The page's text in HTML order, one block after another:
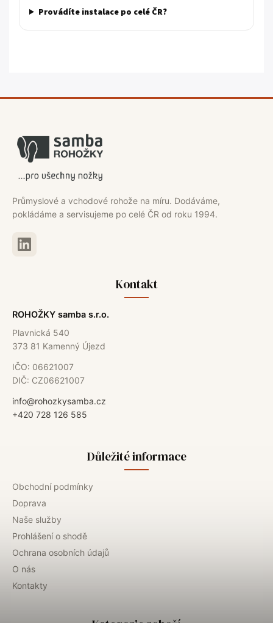
Provádíte instalace po celé ČR?
Průmyslové a vchodové rohože na míru. Dodáváme,
pokládáme a servisujeme po celé ČR od roku 1994.
Kontakt
ROHOŽKY samba s.r.o.
Plavnická 540
373 81 Kamenný Újezd
IČO: 06621007
DIČ: CZ06621007
info@rohozkysamba.cz
+420 728 126 585
Důležité informace
Obchodní podmínky
Doprava
Naše služby
Prohlášení o shodě
Ochrana osobních údajů
O nás
Kontakty